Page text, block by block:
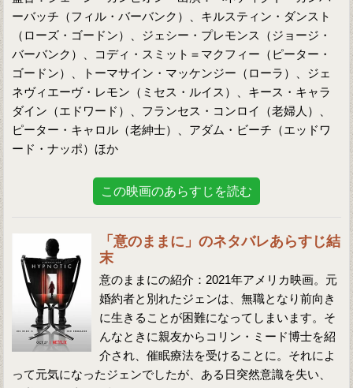
ーバッチ（フィル・バーバンク）、キルスティン・ダンスト
（ローズ・ゴードン）、ジェシー・プレモンス（ジョージ・
バーバンク）、コディ・スミット＝マクフィー（ピーター・
ゴードン）、トーマサイン・マッケンジー（ローラ）、ジェ
ネヴィエーヴ・レモン（ミセス・ルイス）、キース・キャラ
ダイン（エドワード）、フランセス・コンロイ（老婦人）、
ピーター・キャロル（老紳士）、アダム・ビーチ（エッドワ
ード・ナッポ）ほか
この映画のあらすじを読む
「意のままに」のネタバレあらすじ結
末
意のままにの紹介：2021年アメリカ映画。元
婚約者と別れたジェンは、無職となり前向き
に生きることが困難になってしまいます。そ
んなときに親友からコリン・ミード博士を紹
介され、催眠療法を受けることに。それによ
って元気になったジェンでしたが、ある日突然意識を失い、